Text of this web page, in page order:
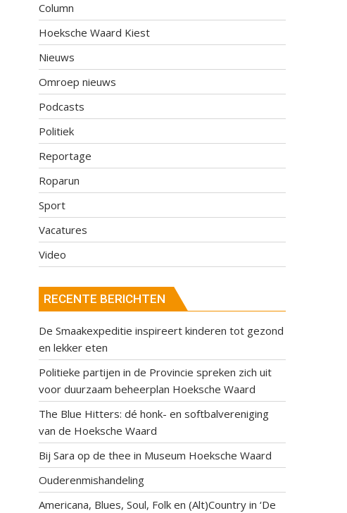
Column
Hoeksche Waard Kiest
Nieuws
Omroep nieuws
Podcasts
Politiek
Reportage
Roparun
Sport
Vacatures
Video
RECENTE BERICHTEN
De Smaakexpeditie inspireert kinderen tot gezond
en lekker eten
Politieke partijen in de Provincie spreken zich uit
voor duurzaam beheerplan Hoeksche Waard
The Blue Hitters: dé honk- en softbalvereniging
van de Hoeksche Waard
Bij Sara op de thee in Museum Hoeksche Waard
Ouderenmishandeling
Americana, Blues, Soul, Folk en (Alt)Country in ‘De